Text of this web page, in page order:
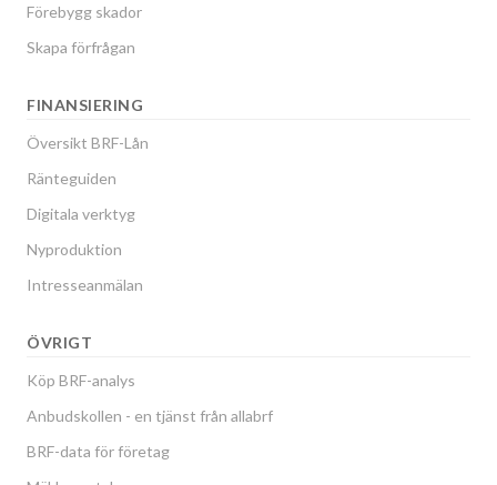
Förebygg skador
Skapa förfrågan
FINANSIERING
Översikt BRF-Lån
Ränteguiden
Digitala verktyg
Nyproduktion
Intresseanmälan
ÖVRIGT
Köp BRF-analys
Anbudskollen - en tjänst från allabrf
BRF-data för företag